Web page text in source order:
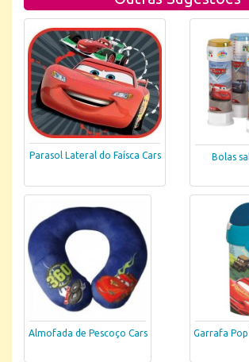
Parasol Lateral do Faísca Cars Bolas
Almofada de Pescoço Cars Garrafa